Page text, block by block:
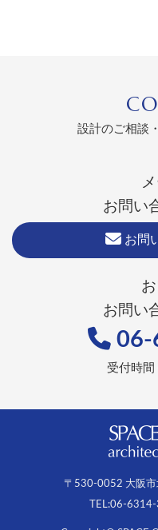
設計のご相談
お問い
お問
お問い
06-
受付時
〒530-0052 大阪
TEL:06-